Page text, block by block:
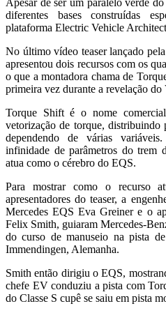
diferentes bases construídas
plataforma Electric Vehicle
No último vídeo teaser lançado
apresentou dois recursos com os
o que a montadora chama de
primeira vez durante a revelação
Torque Shift é o nome
vetorização de torque, distribuindo
dependendo de várias
infinidade de parâmetros do trem
atua como o cérebro do EQS.
Para mostrar como o recurso
apresentadores do teaser, a
Mercedes EQS Eva Greiner e o
Felix Smith, guiaram Mercedes-
do curso de manuseio na pista
Immendingen, Alemanha.
Smith então dirigiu o EQS,
chefe EV conduziu a pista com
do Classe S cupê se saiu em pista